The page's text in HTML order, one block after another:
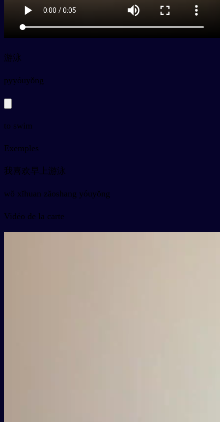
游泳
pyyóuyǒng
to swim
Exemples
我喜欢早上游泳
wǒ xǐhuan zǎoshang yóuyǒng
Vidéo de la carte